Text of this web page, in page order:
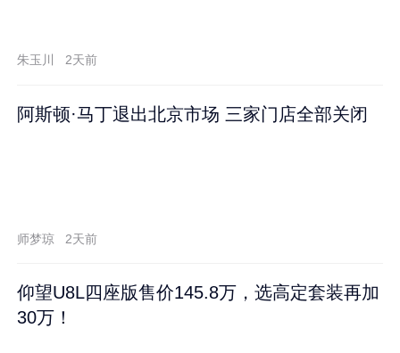
朱玉川 2天前
阿斯顿·马丁退出北京市场 三家门店全部关闭
师梦琼 2天前
仰望U8L四座版售价145.8万，选高定套装再加
30万！